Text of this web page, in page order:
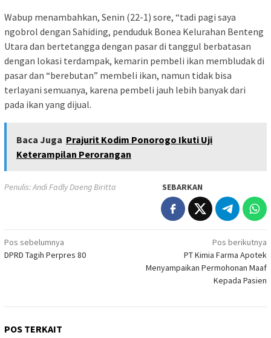
Wabup menambahkan, Senin (22-1) sore, “tadi pagi saya
ngobrol dengan Sahiding, penduduk Bonea Kelurahan Benteng
Utara dan bertetangga dengan pasar di tanggul berbatasan
dengan lokasi terdampak, kemarin pembeli ikan membludak di
pasar dan “berebutan” membeli ikan, namun tidak bisa
terlayani semuanya, karena pembeli jauh lebih banyak dari
pada ikan yang dijual.
Baca Juga Prajurit Kodim Ponorogo Ikuti Uji
Keterampilan Perorangan
Penulis: Andi Fadly Daeng Biritta SEBARKAN
Navigasi
pos
Pos sebelumnya
DPRD Tagih Perpres 80
Pos berikutnya
PT Kimia Farma Apotek
Menyampaikan Permohonan Maaf
Kepada Pasien
POS TERKAIT